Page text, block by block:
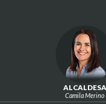
ALCALDESA
Camila Merino